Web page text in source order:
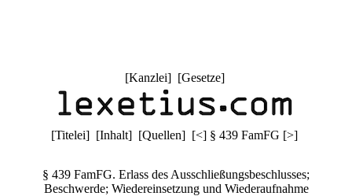
[Kanzlei] [Gesetze]
[Titelei] [Inhalt] [Quellen] [<] § 439 FamFG [>]
§ 439 FamFG. Erlass des Ausschließungsbeschlusses;
Beschwerde; Wiedereinsetzung und Wiederaufnahme